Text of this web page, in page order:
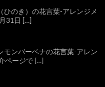
のき）の花言葉-アレンジメ
31日 […]
モンバーベナの花言葉-アレン
ページで […]